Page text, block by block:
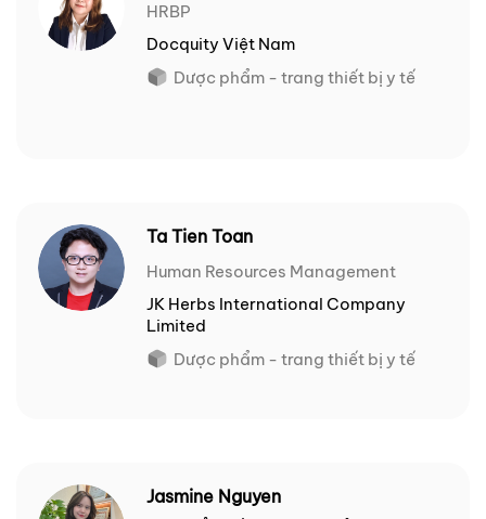
HRBP
Docquity Việt Nam
Dược phẩm - trang thiết bị y tế
Ta Tien Toan
Human Resources Management
JK Herbs International Company
Limited
Dược phẩm - trang thiết bị y tế
Jasmine Nguyen